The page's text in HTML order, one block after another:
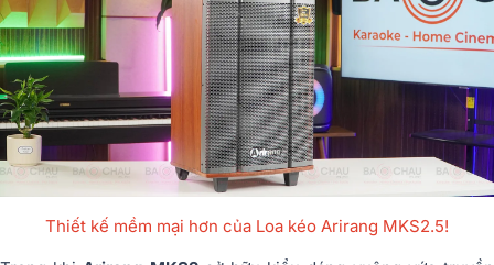
Thiết kế mềm mại hơn của Loa kéo Arirang MKS2.5!